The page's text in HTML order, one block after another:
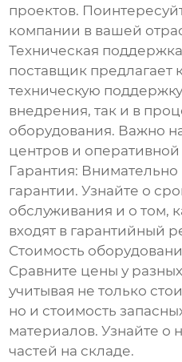
проектов.
компании в вашей
Техническая
поставщик
техническую
внедрения, так и в
оборудования. Важно
центров и
Гарантия: Внимательно
гарантии. Узнайте о
обслуживания и о том,
входят в гарантийный
Стоимость
Сравните цены у
учитывая не только
но и стоимость
материалов. Узнайте о
частей на складе.